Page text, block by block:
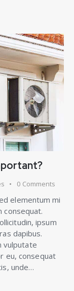
0 Comments
elementum mi
consequat.
ipsum
dapibus.
vulputate
eu, consequat
unde…